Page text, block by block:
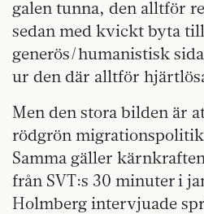
galen tunna, den alltför
sedan med kvickt byta
generös/humanistisk
ur den där alltför
Men den stora bilden är
rödgrön
Samma gäller
från SVT:s 30 minuter i
Holmberg intervjuade